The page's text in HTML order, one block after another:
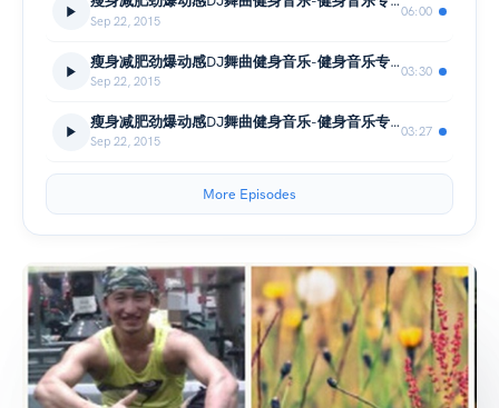
Sep 22, 2015
06:00
瘦身减肥劲爆动感DJ舞曲健身音乐-健身音乐专业定制
Sep 22, 2015
03:30
瘦身减肥劲爆动感DJ舞曲健身音乐-健身音乐专业定制
Sep 22, 2015
03:27
More Episodes